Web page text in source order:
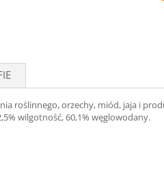
roślinnego, orzechy, miód, jaja i
wilgotność, 60,1% węglowodany.